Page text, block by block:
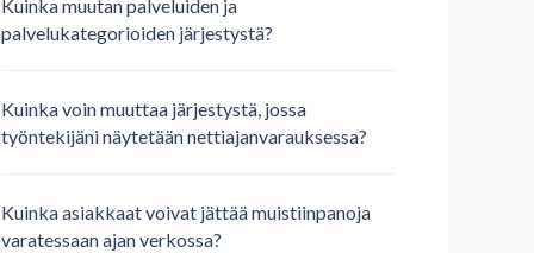
Kuinka muutan palveluiden ja
palvelukategorioiden järjestystä?
Kuinka voin muuttaa järjestystä, jossa
työntekijäni näytetään nettiajanvarauksessa?
Kuinka asiakkaat voivat jättää muistiinpanoja
varatessaan ajan verkossa?